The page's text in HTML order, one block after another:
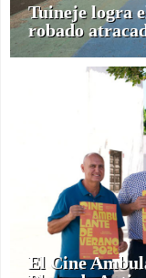
Tuineje logra
robado
El Cine